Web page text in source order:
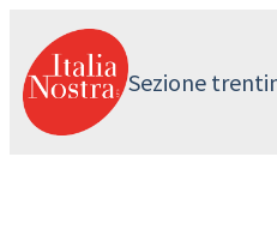
contenuto
Sezione